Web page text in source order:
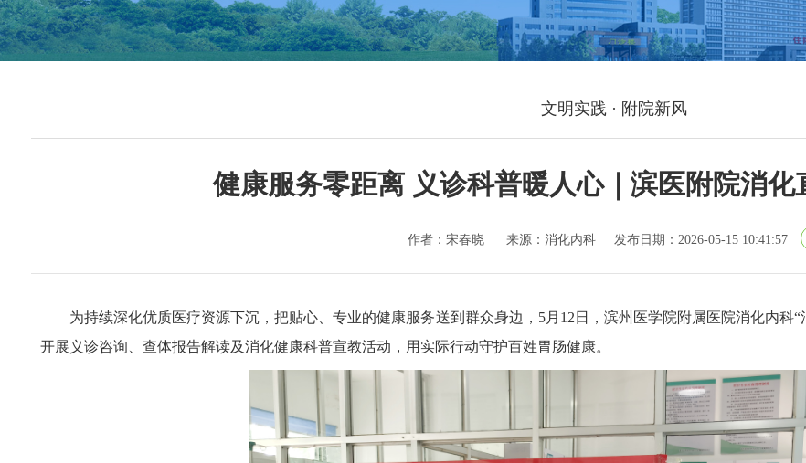
MORE+
仁心 · 妙术
MORE+
文明实践 · 附院新风
健康服务零距离 义诊科普暖人心｜滨医附院消
作者：宋春晓 来源：消化内科 发布日期：2026-05-15 10:41:57
为持续深化优质医疗资源下沉，把贴心、专业的健康服务送到群众身边，5月12日，滨州医学院附属医院消化内科
开展义诊咨询、查体报告解读及消化健康科普宣教活动，用实际行动守护百姓胃肠健康。